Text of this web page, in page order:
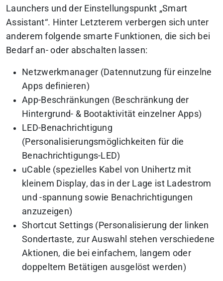
Launchers und der Einstellungspunkt „Smart
Assistant“. Hinter Letzterem verbergen sich unter
anderem folgende smarte Funktionen, die sich bei
Bedarf an- oder abschalten lassen:
Netzwerkmanager (Datennutzung für einzelne
Apps definieren)
App-Beschränkungen (Beschränkung der
Hintergrund- & Bootaktivität einzelner Apps)
LED-Benachrichtigung
(Personalisierungsmöglichkeiten für die
Benachrichtigungs-LED)
uCable (spezielles Kabel von Unihertz mit
kleinem Display, das in der Lage ist Ladestrom
und -spannung sowie Benachrichtigungen
anzuzeigen)
Shortcut Settings (Personalisierung der linken
Sondertaste, zur Auswahl stehen verschiedene
Aktionen, die bei einfachem, langem oder
doppeltem Betätigen ausgelöst werden)